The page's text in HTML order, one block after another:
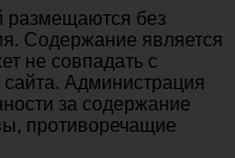
размещаются без
Содержание является
не совпадать с
Администрация
за содержание
противоречащие